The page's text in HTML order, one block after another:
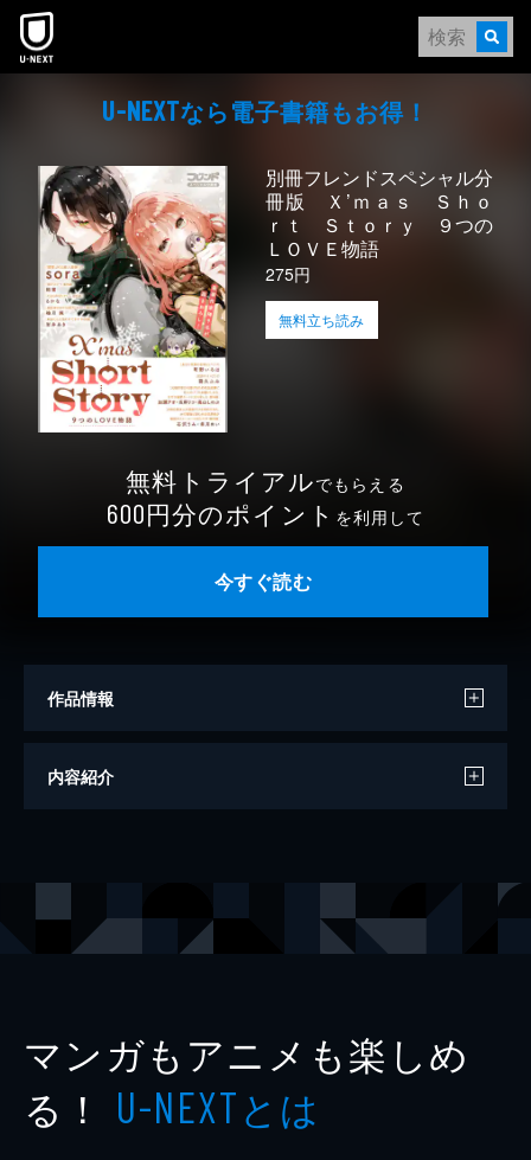
本文へスキップ
U-NEXTなら電⼦書籍もお得！
別冊フレンドスペシャル分
冊版 Ｘ’ｍａｓ Ｓｈｏ
ｒｔ Ｓｔｏｒｙ ９つの
ＬＯＶＥ物語
275円
無料立ち読み
無料トライアルでもらえる
600円分のポイント を利用して
今すぐ読む
作品情報
著者
岩井あき
著者 石沢うみ
原作 皐月めい
内容紹介
マンガもアニメも楽しめ
る！ U-NEXTとは